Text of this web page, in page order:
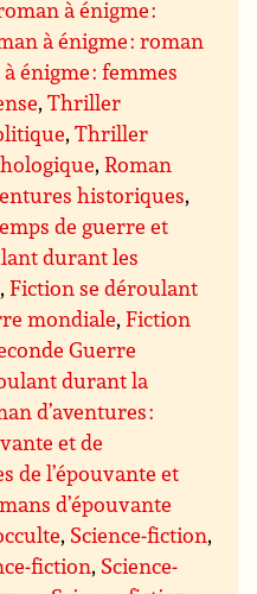
à énigme :
à énigme : roman
énigme : femmes
,Thriller
,Thriller
,Roman
historiques,
de guerre et
durant les
,Fiction se déroulant
mondiale,Fiction
Guerre
durant la
d’aventures :
et de
de l’épouvante et
d’épouvante
, Science-fiction,
fiction, Science-